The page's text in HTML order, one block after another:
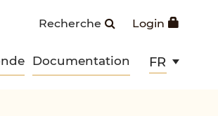
Login
Recherche
Documentation FR